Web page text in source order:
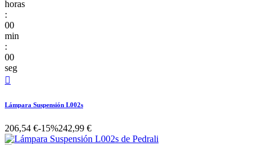
horas
:
00
min
:
00
seg

Lámpara Suspensión L002s
206,54 €-15%242,99 €